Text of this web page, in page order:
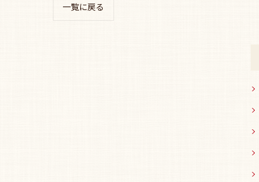
一覧に戻る